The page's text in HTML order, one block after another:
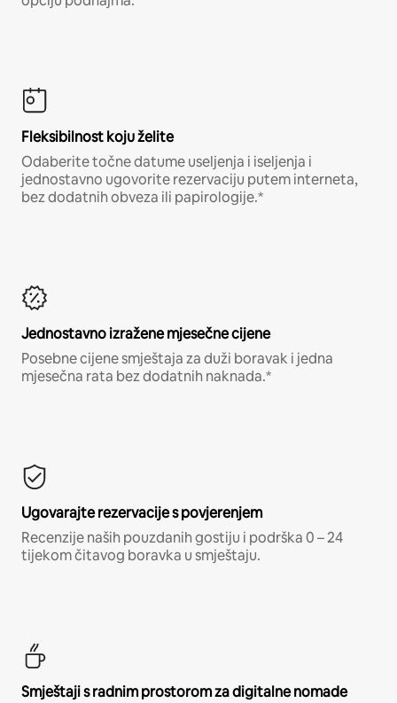
Fleksibilnost koju želite
Odaberite točne datume useljenja i iseljenja i
jednostavno ugovorite rezervaciju putem interneta,
bez dodatnih obveza ili papirologije.*
Jednostavno izražene mjesečne cijene
Posebne cijene smještaja za duži boravak i jedna
mjesečna rata bez dodatnih naknada.*
Ugovarajte rezervacije s povjerenjem
Recenzije naših pouzdanih gostiju i podrška 0 – 24
tijekom čitavog boravka u smještaju.
Smještaji s radnim prostorom za digitalne nomade